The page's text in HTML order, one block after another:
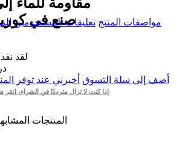
صنع في
مواصفات المنتج تعليقات المستخدمين
لقد
+أضف إلى سلة التسوق أخبرني عند توفر
إذا كنت لا تزال مترددًا في الشراء، انقر
المنتجات